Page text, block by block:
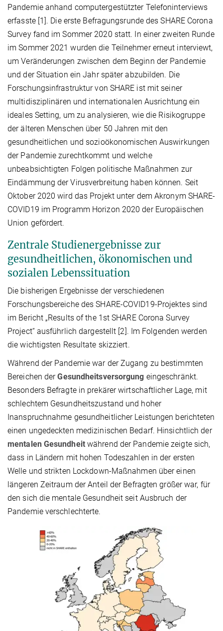
Pandemie anhand computergestützter Telefoninterviews
erfasste [1]. Die erste Befragungsrunde des SHARE Corona
Survey fand im Sommer 2020 statt. In einer zweiten Runde
im Sommer 2021 wurden die Teilnehmer erneut interviewt,
um Veränderungen zwischen dem Beginn der Pandemie
und der Situation ein Jahr später abzubilden. Die
Forschungsinfrastruktur von SHARE ist mit seiner
multidisziplinären und internationalen Ausrichtung ein
ideales Setting, um zu analysieren, wie die Risikogruppe
der älteren Menschen über 50 Jahren mit den
gesundheitlichen und sozioökonomischen Auswirkungen
der Pandemie zurechtkommt und welche
unbeabsichtigten Folgen politische Maßnahmen zur
Eindämmung der Virusverbreitung haben können. Seit
Oktober 2020 wird das Projekt unter dem Akronym SHARE-
COVID19 im Programm Horizon 2020 der Europäischen
Union gefördert.
Zentrale Studienergebnisse zur
gesundheitlichen, ökonomischen und
sozialen Lebenssituation
Die bisherigen Ergebnisse der verschiedenen
Forschungsbereiche des SHARE-COVID19-Projektes sind
im Bericht „Results of the 1st SHARE Corona Survey
Project“ ausführlich dargestellt [2]. Im Folgenden werden
die wichtigsten Resultate skizziert.
Während der Pandemie war der Zugang zu bestimmten
Bereichen derGesundheitsversorgung eingeschränkt.
Besonders Befragte in prekärer wirtschaftlicher Lage, mit
schlechtem Gesundheitszustand und hoher
Inanspruchnahme gesundheitlicher Leistungen berichteten
einen ungedeckten medizinischen Bedarf. Hinsichtlich der
mentalen Gesundheitwährend der Pandemie zeigte sich,
dass in Ländern mit hohen Todeszahlen in der ersten
Welle und strikten Lockdown-Maßnahmen über einen
längeren Zeitraum der Anteil der Befragten größer war, für
den sich die mentale Gesundheit seit Ausbruch der
Pandemie verschlechterte.